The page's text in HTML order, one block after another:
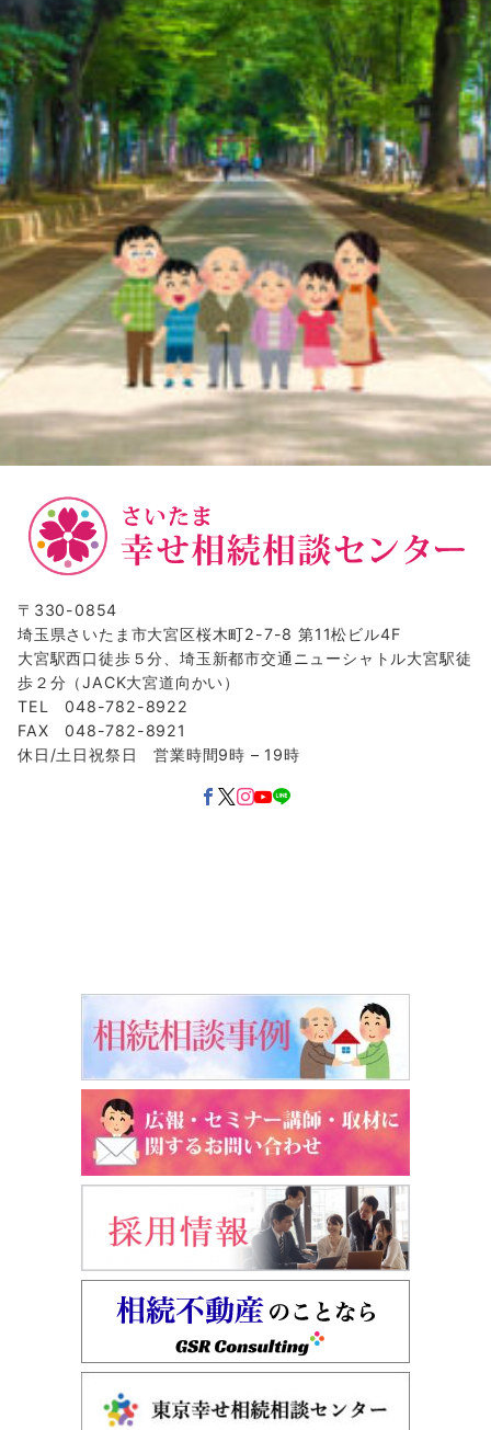
〒330-0854
埼玉県さいたま市大宮区桜木町2-7-8 第11松ビル4F
大宮駅西口徒歩５分、埼玉新都市交通ニューシャトル大宮駅徒
歩２分（JACK大宮道向かい）
TEL 048-782-8922
FAX 048-782-8921
休日/土日祝祭日 営業時間9時 – 19時